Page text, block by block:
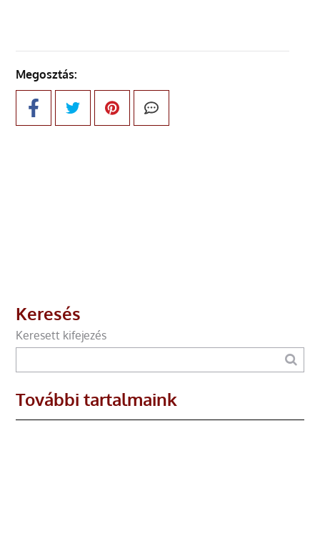
Megosztás:
Keresés
Keresett kifejezés
További tartalmaink